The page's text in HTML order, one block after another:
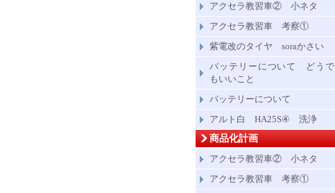
アクセラ教習車② 小ネタ
アクセラ教習車 考察①
紫電改のタイヤ soraかさい
バッテリーについて どうで
もいいこと
バッテリーについて
アルト白 HA25S④ 洗浄
商品化計画
アクセラ教習車② 小ネタ
アクセラ教習車 考察①